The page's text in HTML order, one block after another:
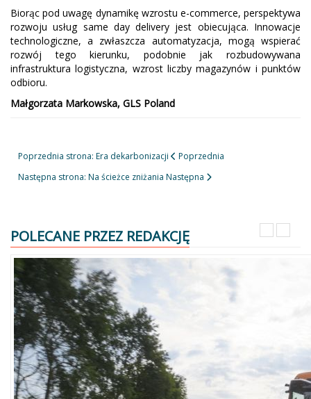
Biorąc pod uwagę dynamikę wzrostu e-commerce, perspektywa
rozwoju usług same day delivery jest obiecująca. Innowacje
technologiczne, a zwłaszcza automatyzacja, mogą wspierać
rozwój tego kierunku, podobnie jak rozbudowywana
infrastruktura logistyczna, wzrost liczby magazynów i punktów
odbioru.
Małgorzata Markowska, GLS Poland
Poprzednia strona: Era dekarbonizacji
Poprzednia
Następna strona: Na ścieżce zniżania Następna
POLECANE PRZEZ REDAKCJĘ